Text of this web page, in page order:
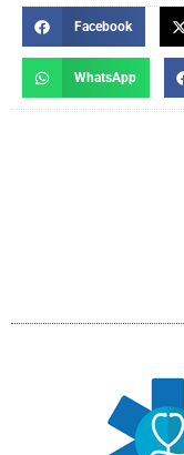
Facebook
WhatsApp